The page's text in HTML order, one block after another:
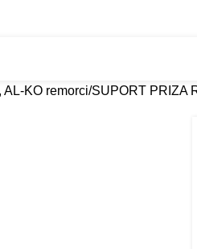
KO remorci SUPORT PRIZA